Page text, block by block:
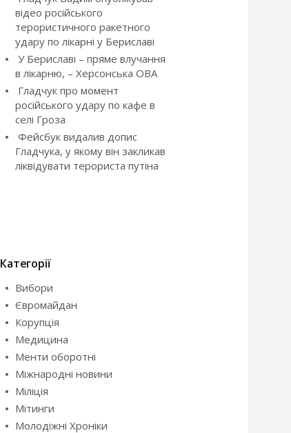
відео російського
терористичного ракетного
удару по лікарні у Бериславі
У Бериславі – пряме влучання
в лікарню, – Херсонська ОВА
Гладчук про момент
російського удару по кафе в
селі Гроза
Фейсбук видалив допис
Гладчука, у якому він закликав
ліквідувати терориста путіна
Категорії
Вибори
Євромайдан
Корупція
Медицина
Менти оборотні
Міжнародні новини
Міліція
Мітинги
Молодіжні Хроніки